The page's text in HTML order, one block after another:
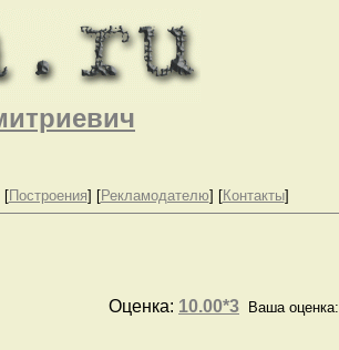
[Построения] [Рекламодателю] [Контакты]
Оценка: 10.00*3 Ваша оценка: